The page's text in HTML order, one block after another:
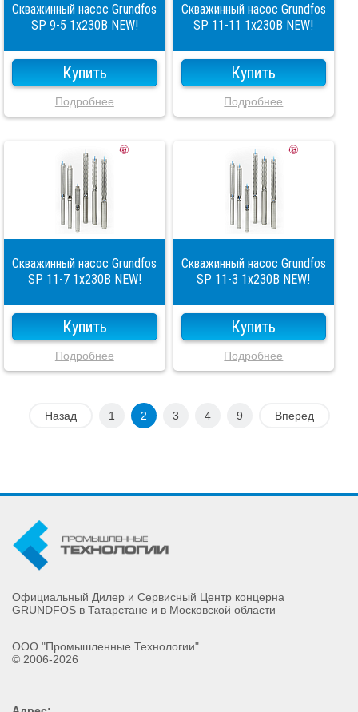
Скважинный насос Grundfos
SP 9-5 1x230В NEW!
Купить
Подробнее
Скважинный насос Grundfos
SP 11-11 1x230В NEW!
Купить
Подробнее
Скважинный насос Grundfos
SP 11-7 1x230В NEW!
Купить
Подробнее
Скважинный насос Grundfos
SP 11-3 1x230В NEW!
Купить
Подробнее
Назад 1 2 3 4 9 Вперед
Официальный Дилер и Сервисный Центр концерна
GRUNDFOS в Татарстане и в Московской области
ООО "Промышленные Технологии"
© 2006-2026